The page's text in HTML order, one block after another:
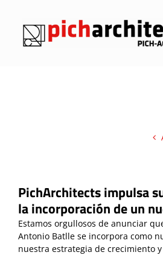
contenido
PichArchitects impulsa
la incorporación de un
Estamos orgullosos de anunciar
Antonio Batlle se incorpora como
nuestra estrategia de crecimiento